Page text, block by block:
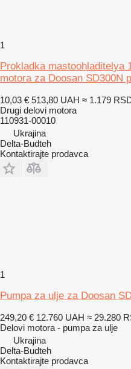
1
Prokladka mastoohladitelya
motora za Doosan SD300N
10,03 € 513,80 UAH ≈ 1.179
Drugi delovi motora
110931-00010
Ukrajina
Delta-Budteh
Kontaktirajte prodavca
1
Pumpa za ulje za Doosan
249,20 € 12.760 UAH ≈ 29.280
Delovi motora - pumpa za ulje
Ukrajina
Delta-Budteh
Kontaktirajte prodavca